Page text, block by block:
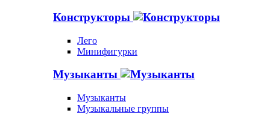
Конструкторы
Лего
Минифигурки
Музыканты
Музыканты
Музыкальные группы